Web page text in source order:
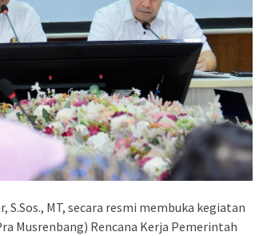
S.Sos., MT, secara resmi membuka kegiatan
Musrenbang) Rencana Kerja Pemerintah